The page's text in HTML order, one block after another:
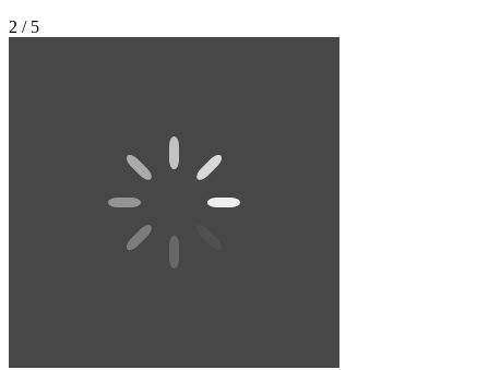
2 / 5